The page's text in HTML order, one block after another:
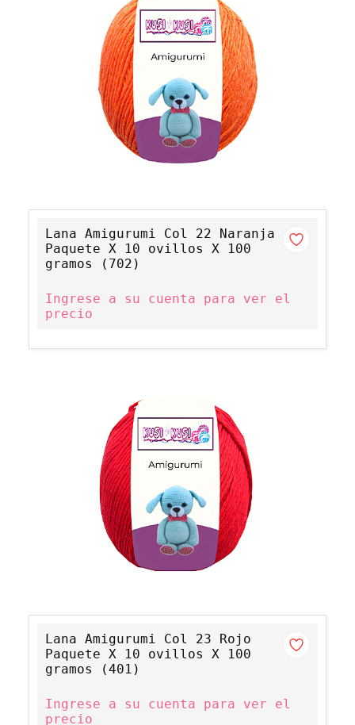
Lana Amigurumi Col 22 Naranja
Paquete X 10 ovillos X 100
gramos (702)
Ingrese a su cuenta para ver el
precio
Lana Amigurumi Col 23 Rojo
Paquete X 10 ovillos X 100
gramos (401)
Ingrese a su cuenta para ver el
precio